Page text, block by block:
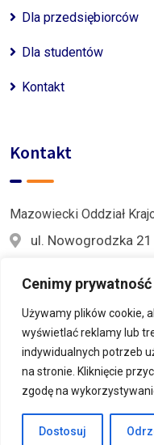
Cenimy
Używamy plików cookie,
wyświetlać reklamy lub
indywidualnych potrzeb
na stronie. Kliknięcie
zgodę na
Dostosuj
Dla przedsiębiorców
Dla studentów
Kontakt
Kontakt
Mazowiecki Oddział
ul. Nowogrodzka
609 876 879